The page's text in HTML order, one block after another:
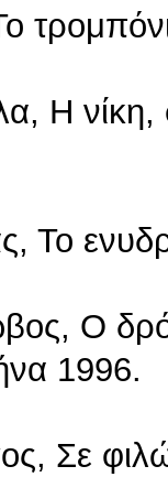
Η
Το
Ο
1996.
Σε